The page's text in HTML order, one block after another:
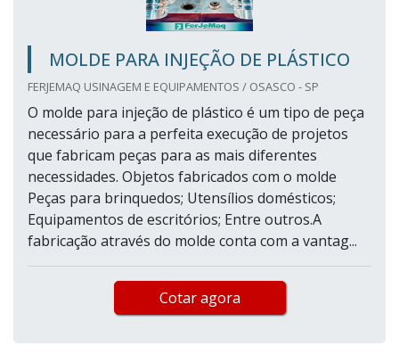
MOLDE PARA INJEÇÃO DE PLÁSTICO
FERJEMAQ USINAGEM E EQUIPAMENTOS / OSASCO - SP
O molde para injeção de plástico é um tipo de peça
necessário para a perfeita execução de projetos
que fabricam peças para as mais diferentes
necessidades. Objetos fabricados com o molde
Peças para brinquedos; Utensílios domésticos;
Equipamentos de escritórios; Entre outros.A
fabricação através do molde conta com a vantag...
Cotar agora